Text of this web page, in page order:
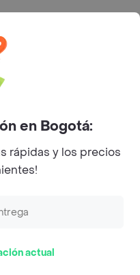
en Bogotá:
rápidas y los precios
actual